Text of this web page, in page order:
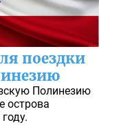
поездки
Полинезию
острова